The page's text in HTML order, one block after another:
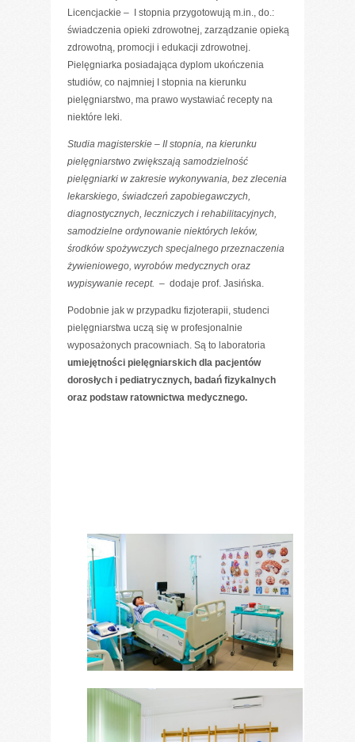
Licencjackie – I stopnia przygotowują m.in., do.:
świadczenia opieki zdrowotnej, zarządzanie opieką
zdrowotną, promocji i edukacji zdrowotnej.
Pielęgniarka posiadająca dyplom ukończenia
studiów, co najmniej I stopnia na kierunku
pielęgniarstwo, ma prawo wystawiać recepty na
niektóre leki.
Studia magisterskie – II stopnia, na kierunku
pielęgniarstwo zwiększają samodzielność
pielęgniarki w zakresie wykonywania, bez zlecenia
lekarskiego, świadczeń zapobiegawczych,
diagnostycznych, leczniczych i rehabilitacyjnych,
samodzielne ordynowanie niektórych leków,
środków spożywczych specjalnego przeznaczenia
żywieniowego, wyrobów medycznych oraz
wypisywanie recept. – dodaje prof. Jasińska.
Podobnie jak w przypadku fizjoterapii, studenci
pielęgniarstwa uczą się w profesjonalnie
wyposażonych pracowniach. Są to laboratoria
umiejętności pielęgniarskich dla pacjentów
dorosłych i pediatrycznych, badań fizykalnych
oraz podstaw ratownictwa medycznego.